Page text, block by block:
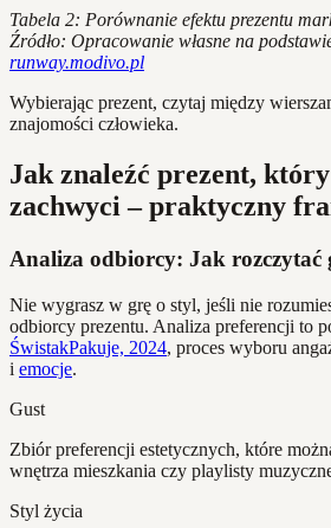
Tabela 2: Porównanie efektu prezentu
Źródło: Opracowanie własne na
runway.modivo.pl
Wybierając prezent, czytaj między
znajomości człowieka.
Jak znaleźć prezent,
zachwyci – praktyczny
Analiza odbiorcy: Jak rozczytać
Nie wygrasz w grę o styl, jeśli nie
odbiorcy prezentu. Analiza preferencji to
ŚwistakPakuje, 2024, proces wyboru
i emocje.
Gust
Zbiór preferencji estetycznych, które
wnętrza mieszkania czy playlisty
Styl życia